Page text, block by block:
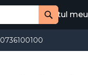
Cauta
Contul meu
0736100100